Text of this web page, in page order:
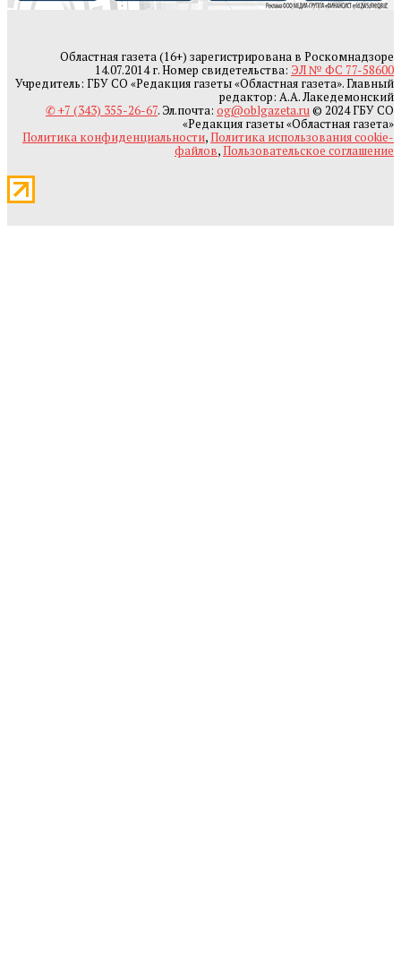
Областная газета (16+) зарегистрирована в Роскомнадзоре
14.07.2014 г. Номер свидетельства: ЭЛ № ФС 77-58600
Учредитель: ГБУ СО «Редакция газеты «Областная газета». Главный
редактор: А.А. Лакедемонский
✆ +7 (343) 355-26-67. Эл.почта: og@oblgazeta.ru© 2024 ГБУ СО
«Редакция газеты «Областная газета»
Политика конфиденциальности,Политика использования cookie-
файлов,Пользовательское соглашение